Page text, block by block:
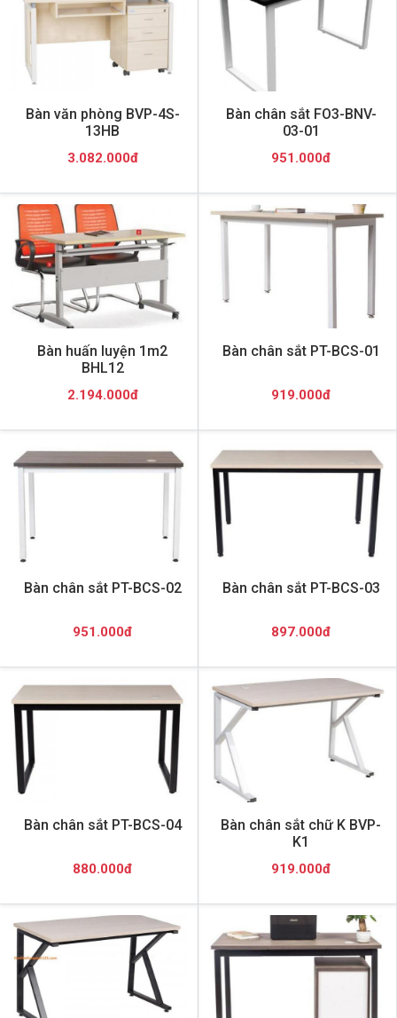
Bàn văn phòng BVP-4S-
13HB
3.082.000đ
Bàn chân sắt FO3-BNV-
03-01
951.000đ
Bàn huấn luyện 1m2
BHL12
2.194.000đ
Bàn chân sắt PT-BCS-01
919.000đ
Bàn chân sắt PT-BCS-02
951.000đ
Bàn chân sắt PT-BCS-03
897.000đ
Bàn chân sắt PT-BCS-04
880.000đ
Bàn chân sắt chữ K BVP-
K1
919.000đ